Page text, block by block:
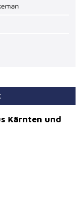
Kärnten und